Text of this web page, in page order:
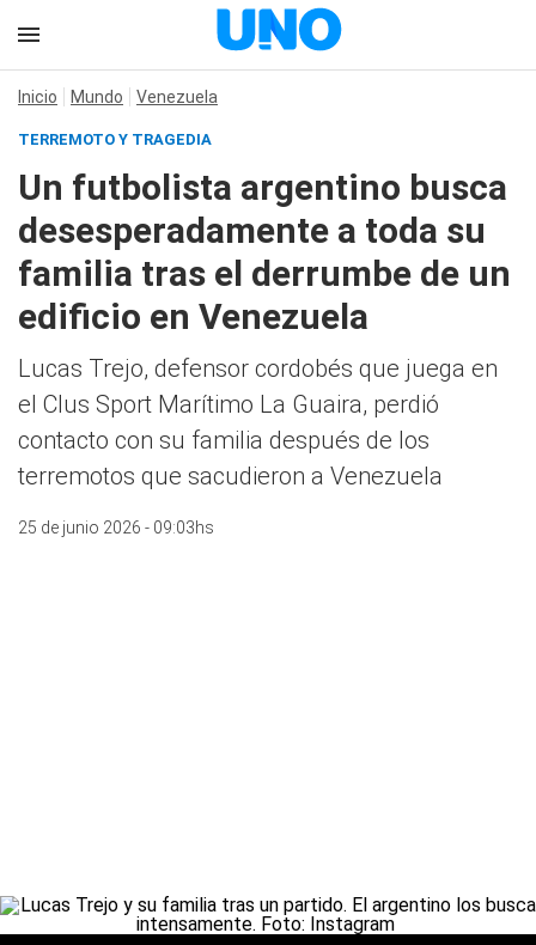
Inicio Mundo Venezuela
TERREMOTO Y TRAGEDIA
Un futbolista argentino busca
desesperadamente a toda su
familia tras el derrumbe de un
edificio en Venezuela
Lucas Trejo, defensor cordobés que juega en
el Clus Sport Marítimo La Guaira, perdió
contacto con su familia después de los
terremotos que sacudieron a Venezuela
25 de junio 2026 - 09:03hs